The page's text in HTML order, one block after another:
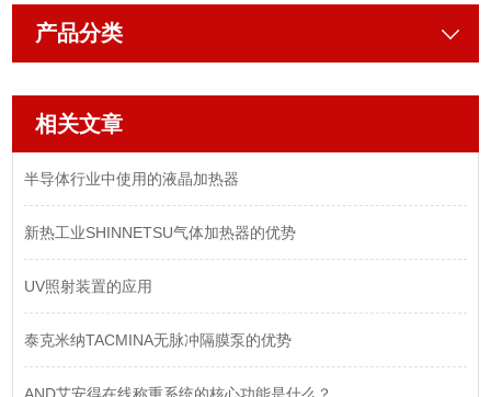
产品分类
相关文章
半导体行业中使用的液晶加热器
新热工业SHINNETSU气体加热器的优势
UV照射装置的应用
泰克米纳TACMINA无脉冲隔膜泵的优势